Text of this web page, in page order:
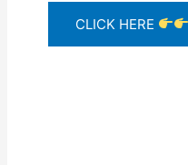
CLICK HERE